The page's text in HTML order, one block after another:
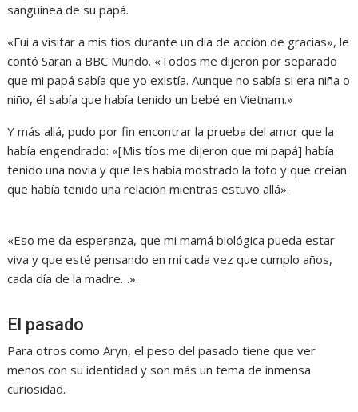
sanguínea de su papá.
«Fui a visitar a mis tíos durante un día de acción de gracias», le
contó Saran a BBC Mundo. «Todos me dijeron por separado
que mi papá sabía que yo existía. Aunque no sabía si era niña o
niño, él sabía que había tenido un bebé en Vietnam.»
Y más allá, pudo por fin encontrar la prueba del amor que la
había engendrado: «[Mis tíos me dijeron que mi papá] había
tenido una novia y que les había mostrado la foto y que creían
que había tenido una relación mientras estuvo allá».
«Eso me da esperanza, que mi mamá biológica pueda estar
viva y que esté pensando en mí cada vez que cumplo años,
cada día de la madre…».
El pasado
Para otros como Aryn, el peso del pasado tiene que ver
menos con su identidad y son más un tema de inmensa
curiosidad.